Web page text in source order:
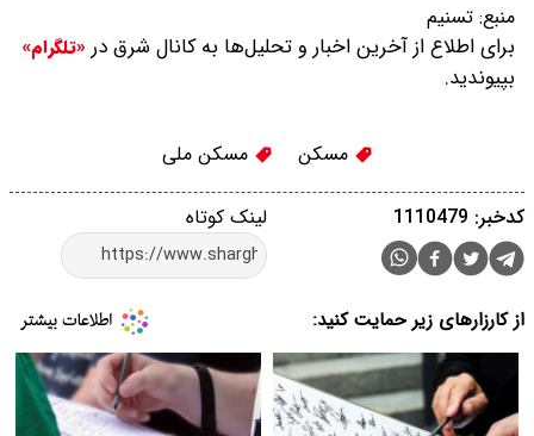
منبع: تسنیم
برای اطلاع از آخرین اخبار و تحلیل‌ها به کانال شرق در «تلگرام»
بپیوندید.
مسکن مسکن ملی
لینک کوتاه کدخبر: 1110479
از کارزارهای زیر حمایت کنید: